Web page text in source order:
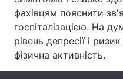
Екологія
Лонгріди
фахівцям пояснити
госпіталізацією. На
рівень депресії і
фізична активність.